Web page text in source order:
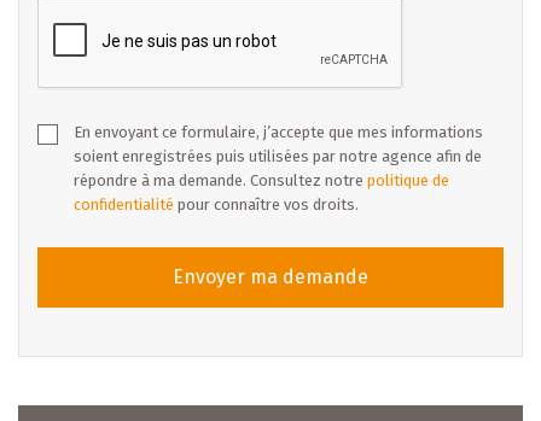
En envoyant ce formulaire, j’accepte que mes informations
soient enregistrées puis utilisées par notre agence afin de
répondre à ma demande. Consultez notre politique de
confidentialité pour connaître vos droits.
Envoyer ma demande